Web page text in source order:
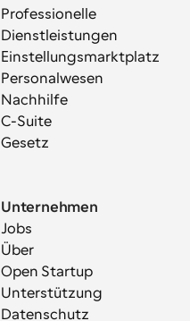
Professionelle
Dienstleistungen
Einstellungsmarktplatz
Personalwesen
Nachhilfe
C-Suite
Gesetz
Unternehmen
Jobs
Über
Open Startup
Unterstützung
Datenschutz